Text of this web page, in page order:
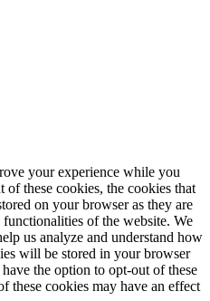
your experience while you
these cookies, the cookies that
on your browser as they are
of the website. We
us analyze and understand how
will be stored in your browser
the option to opt-out of these
these cookies may have an effect